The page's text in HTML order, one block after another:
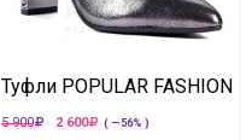
Туфли POPULAR FASHION
5 900 2 600 ( —56% )